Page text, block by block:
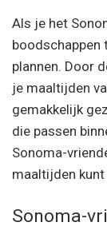
Als je het
boodschappen
plannen. Door
je maaltijden
gemakkelijk
die passen
Sonoma-
maaltijden kunt
Sonoma-